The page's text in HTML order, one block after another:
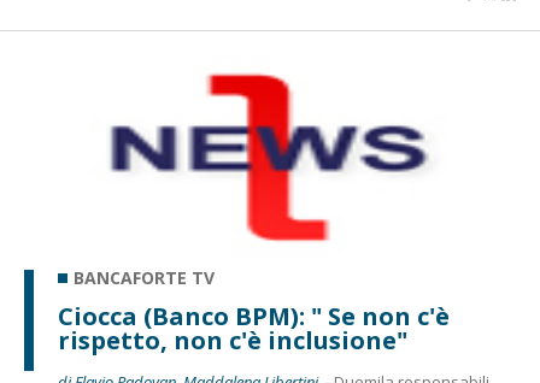
BANCAFORTE TV
Ciocca (Banco BPM): " Se non c'è
rispetto, non c'è inclusione"